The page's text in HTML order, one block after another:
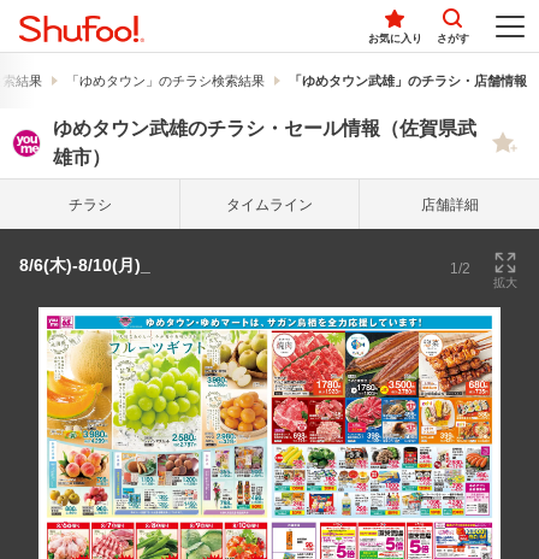
お気に入り さがす
結果 「ゆめタウン」のチラシ検索結果 「ゆめタウン武雄」のチラシ・店舗情報
ゆめタウン武雄のチラシ・セール情報（佐賀県武
雄市）
チラシ タイム ライン 店舗詳細
8/6(木)-8/10(月)_ 1/2
拡大